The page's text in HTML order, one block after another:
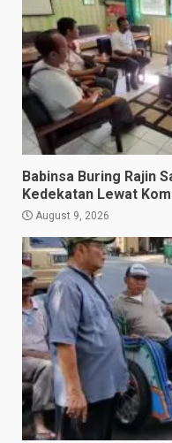
Babinsa Buring Rajin
Kedekatan Lewat
August 9, 2026